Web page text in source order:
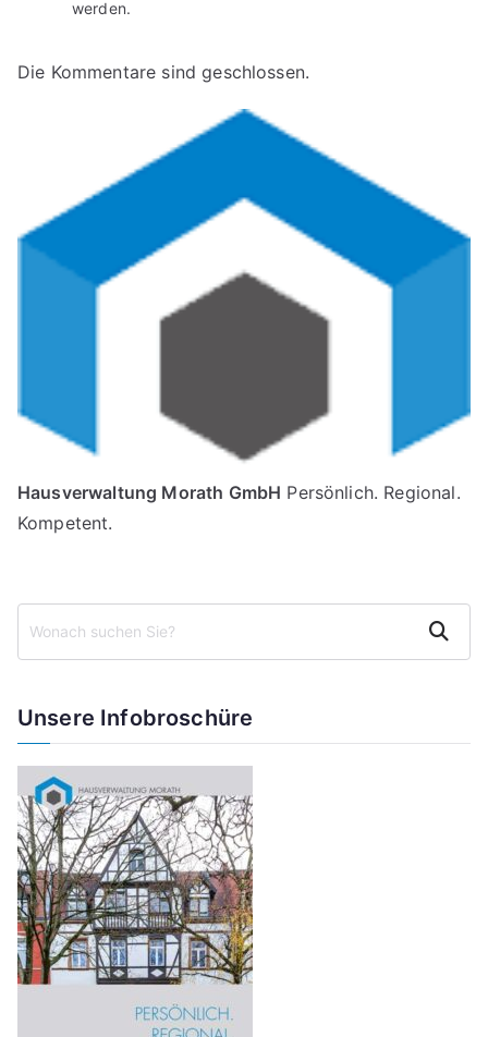
werden.
Die Kommentare sind geschlossen.
Hausverwaltung Morath GmbH Persönlich. Regional.
Kompetent.
e
Suchen
Unsere Infobroschüre